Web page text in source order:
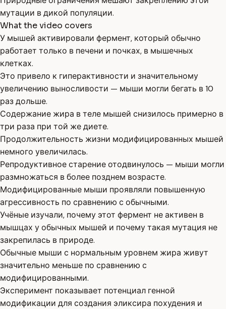
мутации в дикой популяции.
What the video covers
У мышей активировали фермент, который обычно
работает только в печени и почках, в мышечных
клетках.
Это привело к гиперактивности и значительному
увеличению выносливости — мыши могли бегать в 10
раз дольше.
Содержание жира в теле мышей снизилось примерно в
три раза при той же диете.
Продолжительность жизни модифицированных мышей
немного увеличилась.
Репродуктивное старение отодвинулось — мыши могли
размножаться в более позднем возрасте.
Модифицированные мыши проявляли повышенную
агрессивность по сравнению с обычными.
Учёные изучали, почему этот фермент не активен в
мышцах у обычных мышей и почему такая мутация не
закрепилась в природе.
Обычные мыши с нормальным уровнем жира живут
значительно меньше по сравнению с
модифицированными.
Эксперимент показывает потенциал генной
модификации для создания эликсира похудения и